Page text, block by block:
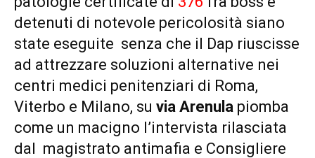
detenuti di notevole pericolosità siano
state eseguite senza che il Dap riuscisse
ad attrezzare soluzioni alternative nei
centri medici penitenziari di Roma,
Viterbo e Milano, su via Arenula piomba
come un macigno l’intervista rilasciata
dal magistrato antimafia e Consigliere